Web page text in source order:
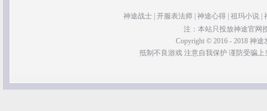
神途战士 开服表法师 神途心得 祖玛小说
注：本站只投放神途官网
Copyright © 2016 - 2018 神途
抵制不良游戏 注意自我保护 谨防受骗